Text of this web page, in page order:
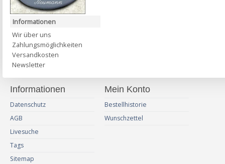
Informationen
Wir über uns
Zahlungsmöglichkeiten
Versandkosten
Newsletter
Informationen
Datenschutz
AGB
Livesuche
Tags
Sitemap
Mein Konto
Bestellhistorie
Wunschzettel